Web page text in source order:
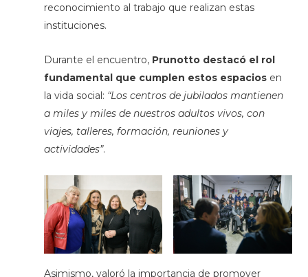
reconocimiento al trabajo que realizan estas
instituciones.
Durante el encuentro, Prunotto destacó el rol
fundamental que cumplen estos espaciosen
la vida social: “Los centros de jubilados mantienen
a miles y miles de nuestros adultos vivos, con
viajes, talleres, formación, reuniones y
actividades”.
Asimismo, valoró la importancia de promover